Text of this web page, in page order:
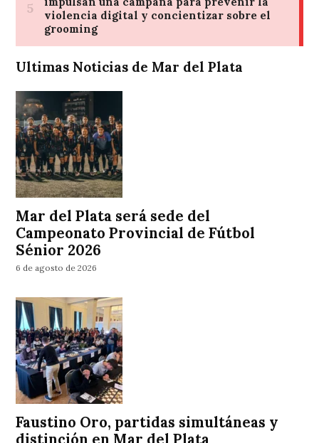
Ultimas Noticias de Mar del Plata
Mar del Plata será sede del
Campeonato Provincial de Fútbol
Sénior 2026
6 de agosto de 2026
Faustino Oro, partidas simultáneas y
distinción en Mar del Plata